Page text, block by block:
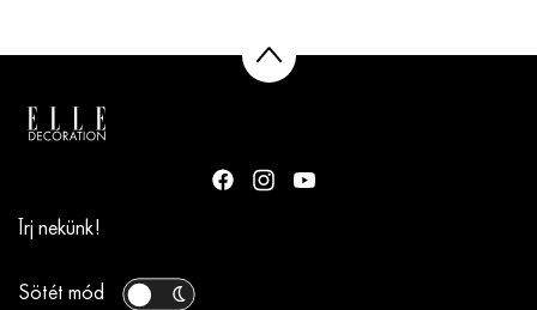
Írj nekünk!
Sötét mód